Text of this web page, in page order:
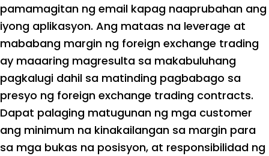
pamamagitan ng email kapag naaprubahan ang
iyong aplikasyon. Ang mataas na leverage at
mababang margin ng foreign exchange trading
ay maaaring magresulta sa makabuluhang
pagkalugi dahil sa matinding pagbabago sa
presyo ng foreign exchange trading contracts.
Dapat palaging matugunan ng mga customer
ang minimum na kinakailangan sa margin para
sa mga bukas na posisyon, at responsibilidad ng